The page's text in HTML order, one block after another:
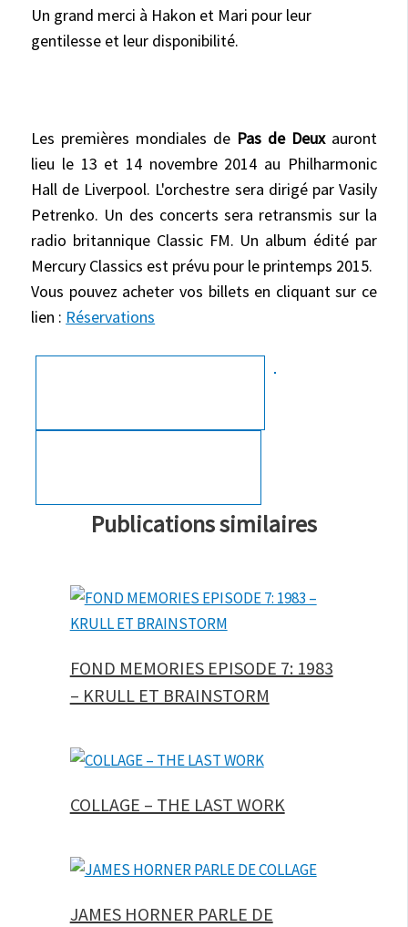
Un grand merci à Hakon et Mari pour leur
gentilesse et leur disponibilité.
Les premières mondiales de Pas de Deuxauront
lieu le 13 et 14 novembre 2014 au Philharmonic
Hall de Liverpool. L'orchestre sera dirigé par Vasily
Petrenko. Un des concerts sera retransmis sur la
radio britannique Classic FM. Un album édité par
Mercury Classics est prévu pour le printemps 2015.
Vous pouvez acheter vos billets en cliquant sur ce
lien : Réservations
Publications similaires
FOND MEMORIES EPISODE 7: 1983
– KRULL ET BRAINSTORM
COLLAGE – THE LAST WORK
JAMES HORNER PARLE DE